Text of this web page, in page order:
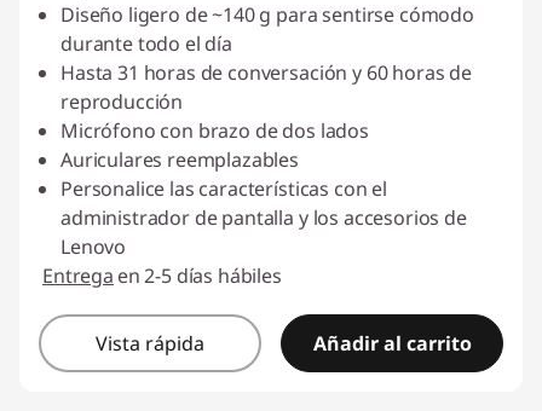
Diseño ligero de ~140 g para sentirse cómodo
durante todo el día
Hasta 31 horas de conversación y 60 horas de
reproducción
Micrófono con brazo de dos lados
Auriculares reemplazables
Personalice las características con el
administrador de pantalla y los accesorios de
Lenovo
Entrega en 2-5 días hábiles
Vista rápida Añadir al carrito